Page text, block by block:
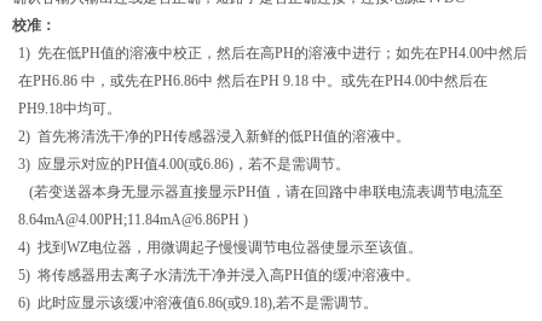
校准：
1) 先在低PH值的溶液中校正，然后在高PH的溶液中进行；如先在PH4.00中然后
在PH6.86 中，或先在PH6.86中 然后在PH 9.18 中。或先在PH4.00中然后在
PH9.18中均可。
2)首先将清洗干净的PH传感器浸入新鲜的低PH值的溶液中。
3)应显示对应的PH值4.00(或6.86)，若不是需调节。
(若变送器本身无显示器直接显示PH值，请在回路中串联电流表调节电流至
8.64mA@4.00PH;11.84mA@6.86PH )
4)找到WZ电位器，用微调起子慢慢调节电位器使显示至该值。
5)将传感器用去离子水清洗干净并浸入高PH值的缓冲溶液中。
6) 此时应显示该缓冲溶液值6.86(或9.18),若不是需调节。